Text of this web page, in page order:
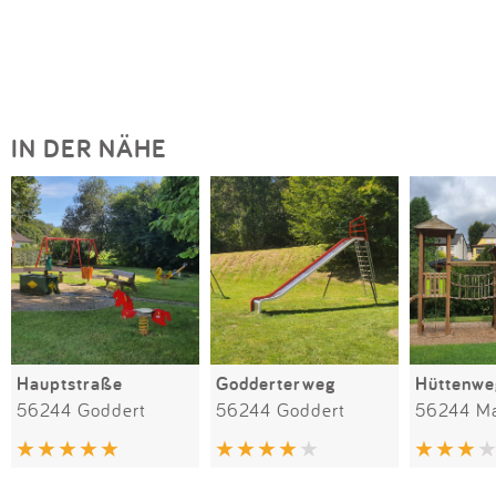
IN DER NÄHE
Hauptstraße
56244 Goddert
Godderterweg
56244 Goddert 56244